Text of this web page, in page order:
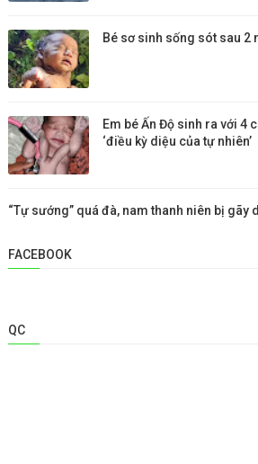
Bé sơ sinh sống sót sau 2
Em bé Ấn Độ sinh ra với 4
‘điều kỳ diệu của tự nhiên’
“Tự sướng” quá đà, nam thanh niên bị gãy
FACEBOOK
QC